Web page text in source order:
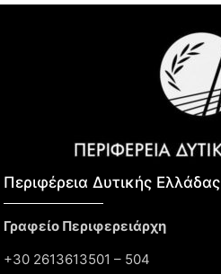
Περιφέρεια Δυτικής Ελλάδας​
Γραφείο Περιφερειάρχη
+30 2613613501 – 504